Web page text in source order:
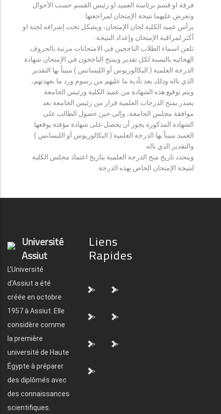
فرقة او قسم برئاسة العميد او رئيس القسم حسب الأحوال
وتعرض عليهما نتيجة الإمتحان لمراجعتها.
يرأس عميد الكلية لجان الإمتحان، ويشكل تحت إشرافه لجنة او
أكثر لمراقبة الإمتحان وإعداد النتيجة.
تلعن اسماء الطلاب الناجحين فى الامتحانات مرتبة بالحروف
الهجائيه بالنسبة لكل تقدير ويمنح الناجحون في الإمتحان شهادة
الدرجة العلمية ( البكالوريوس أو الليسانس ) مبيناً بها التقدير
الذي ناله وذلك بعد تأدية ما عليهم من رسوم ورد ما بعهدتهم،
ويتم توقيع هذه الشهادة من عميد الكلية ورئيس الجامعة.
يصدر بمنح الدرجات العلمية قرار من رئيس الجامعة بعد
موافقة مجلس الجامعة، وإلى حين حصول الطالب على
الشهادة المذكورة يجوز أن يحصل على شهادة مؤقتة يوقعها
العميد مبيناً بها الدرجة العلمية ( البكالوريوس أو الليسانس )
والتقدير الذي ناله.
ويتحدد تاريخ منح الدرجة العلمية بتاريخ اعتماد مجلس الكلية
لنتيجة الإمتحان الخاص بهذه الدرجة.
Université
Assiut
L'Université
d'Assiut a été
créée en octobre
1957 à Assiut. Elle
considère comme
la première
université de Haute
Égypte à préparer
des diplômés avec
des connaissances
scientifiques.
Liens
Rapides
"> ">
"> ">
"> ">
">